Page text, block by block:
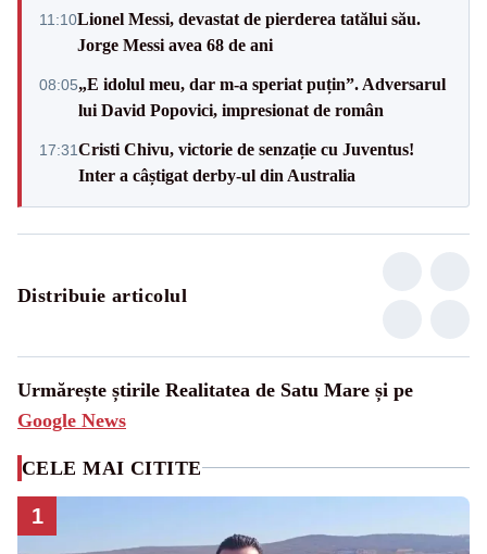
11:10Lionel Messi, devastat de pierderea tatălui său.
Jorge Messi avea 68 de ani
08:05„E idolul meu, dar m-a speriat puțin”. Adversarul
lui David Popovici, impresionat de român
17:31Cristi Chivu, victorie de senzație cu Juventus!
Inter a câștigat derby-ul din Australia
Distribuie articolul
Urmărește știrile Realitatea de Satu Mare și pe
Google News
CELE MAI CITITE
1